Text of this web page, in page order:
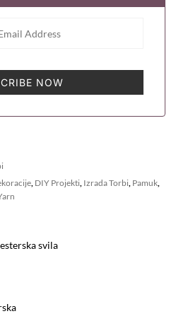
NOW
, DIY Projekti, Izrada Torbi, Pamuk,
svila